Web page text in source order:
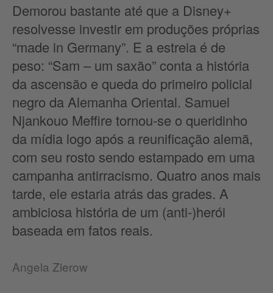
Demorou bastante até que a Disney+
resolvesse investir em produções próprias
“made in Germany”. E a estreia é de
peso: “Sam – um saxão” conta a história
da ascensão e queda do primeiro policial
negro da Alemanha Oriental. Samuel
Njankouo Meffire tornou-se o queridinho
da mídia logo após a reunificação alemã,
com seu rosto sendo estampado em uma
campanha antirracismo. Quatro anos mais
tarde, ele estaria atrás das grades. A
ambiciosa história de um (anti-)herói
baseada em fatos reais.
Angela Zierow